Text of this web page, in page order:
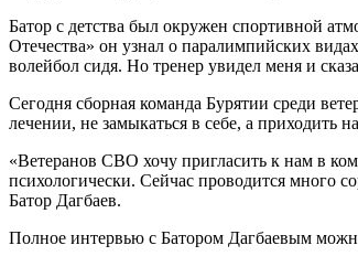
Батор с детства был окружен спортивной
Отечества» он узнал о паралимпийских
волейбол сидя. Но тренер увидел меня и
Сегодня сборная команда Бурятии среди
лечении, не замыкаться в себе, а приходить
«Ветеранов СВО хочу пригласить к нам в
психологически. Сейчас проводится много
Батор Дагбаев.
Полное интервью с Батором Дагбаевым